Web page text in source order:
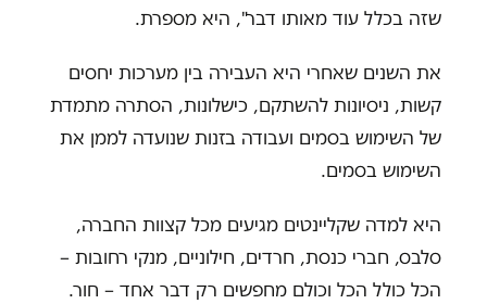
שזה בכלל עוד מאותו דבר", היא מספרת.
את השנים שאחרי היא העבירה בין מערכות יחסים
קשות, ניסיונות להשתקם, כישלונות, הסתרה מתמדת
של השימוש בסמים ועבודה בזנות שנועדה לממן את
השימוש בסמים.
היא למדה שקליינטים מגיעים מכל קצוות החברה,
סלבס, חברי כנסת, חרדים, חילוניים, מנקי רחובות –
הכל כולל הכל וכולם מחפשים רק דבר אחד – חור.